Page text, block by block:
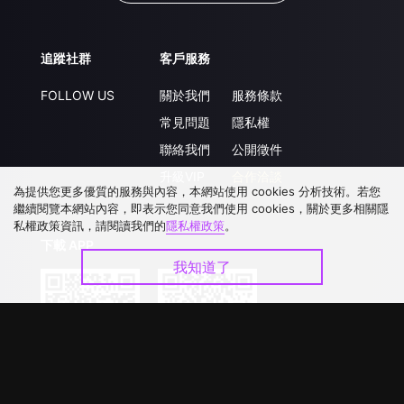
追蹤社群
FOLLOW US
客戶服務
關於我們
常見問題
聯絡我們
服務條款
隱私權
公開徵件
為提供您更多優質的服務與內容，本網站使用 cookies 分析技術。若您
繼續閱覽本網站內容，即表示您同意我們使用 cookies，關於更多相關隱
私權政策資訊，請閱讀我們的隱私權政策。
我知道了